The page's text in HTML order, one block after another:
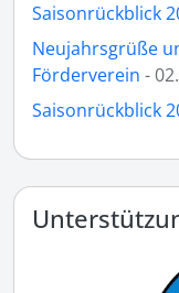
Saisonrückblick
Neujahrsgrüße
Förderverein -
Saisonrückblick